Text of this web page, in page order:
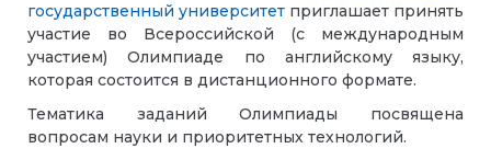
государственный университет приглашает принять
участие во Всероссийской (с международным
участием) Олимпиаде по английскому языку,
которая состоится в дистанционного формате.
Тематика заданий Олимпиады посвящена
вопросам науки и приоритетных технологий.